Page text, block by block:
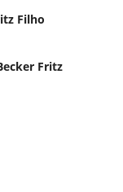
Filho
Fritz